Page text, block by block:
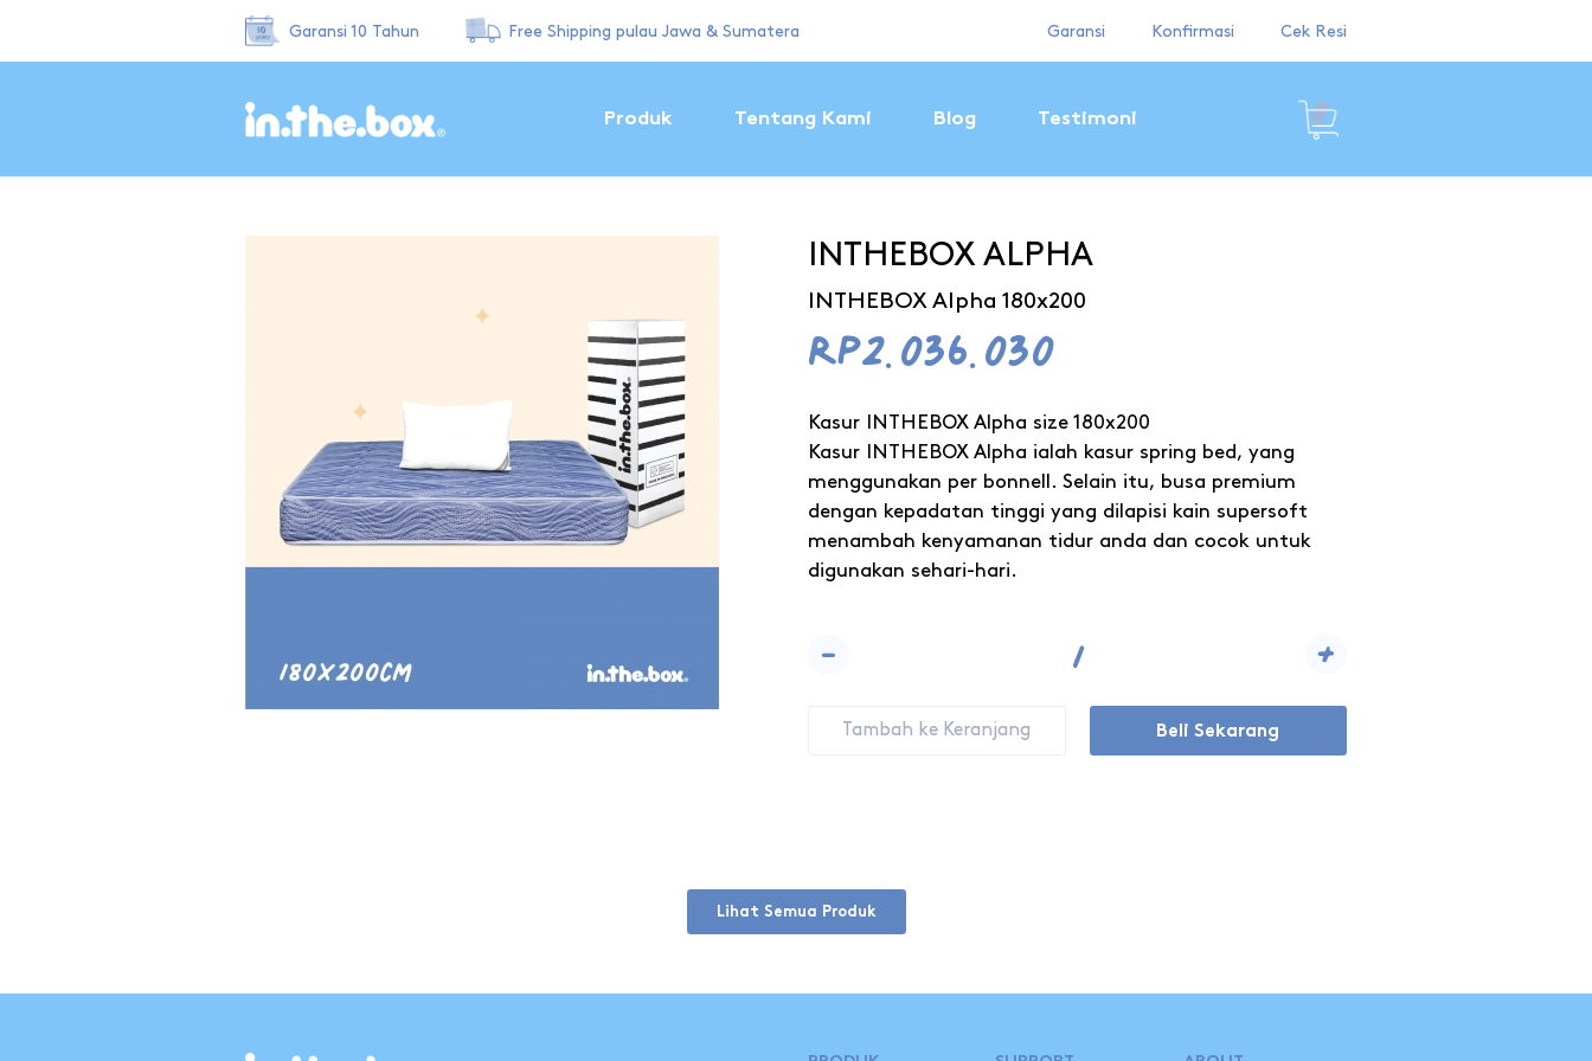
Garansi 10 Tahun Free Shipping pulau Jawa & Sumatera Garansi Konfirmasi Cek Resi
Produk Tentang Kami Blog Testimoni
INTHEBOX ALPHA
INTHEBOX Alpha 180x200
Rp2.036.030
Kasur INTHEBOX Alpha size 180x200
Kasur INTHEBOX Alpha ialah kasur spring bed, yang
menggunakan per bonnell. Selain itu, busa premium
dengan kepadatan tinggi yang dilapisi kain supersoft
menambah kenyamanan tidur anda dan cocok untuk
digunakan sehari-hari.
- +
Tambah ke Keranjang Beli Sekarang
Lihat Semua Produk